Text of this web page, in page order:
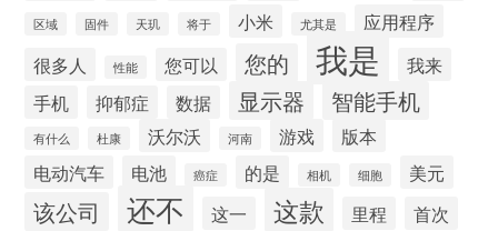
区域 固件 天玑 将于 小米 尤其是
应用程序
很多人
性能 您可以 您的 我是
我来
手机
抑郁症 数据 显示器 智能手机
有什么 杜康 沃尔沃 河南 游戏
版本
电动汽车
电池 癌症 的是 相机 细胞 美元
该公司 还不 这一 这款 里程
首次